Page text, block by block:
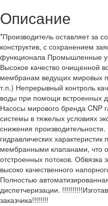
Описание
*Производитель оставляет за
конструктив, с сохранением
функционала Промышленные
Высокое качество очищенной
мембранам ведущих мировых
т.п.) Непрерывный контроль
воды при помощи встроенных
Насосы мирового бренда CNP
системы в тяжелых условиях
снижения
гидравлических
мембранными клапанами, что
отстроенных потоков.
высоко качественного
Полностью
диспетчеризации.
заказчика!!!!!!!!